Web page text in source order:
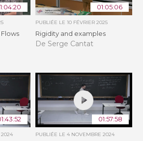
01:05:06
PUBLIÉE LE 10 FÉVRIER 2025
Rigidity and examples
De Serge Cantat
2024
01:57:58
PUBLIÉE LE 4 NOVEMBRE 2024